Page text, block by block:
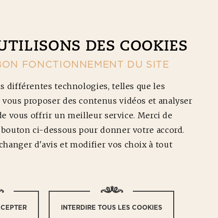
AVEC
DES COOKIES
FONCTIONNEMENT DU SITE
différentes technologies, telles que les
proposer des contenus vidéos et analyser
vous offrir un meilleur service. Merci de
ci-dessous pour donner votre accord.
d'avis et modifier vos choix à tout
INTERDIRE TOUS LES COOKIES